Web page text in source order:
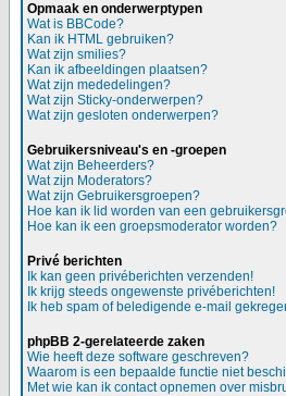
Opmaak en onderwerptypen
Wat is BBCode?
Kan ik HTML gebruiken?
Wat zijn smilies?
Kan ik afbeeldingen plaatsen?
Wat zijn mededelingen?
Wat zijn Sticky-onderwerpen?
Wat zijn gesloten onderwerpen?
Gebruikersniveau's en -groepen
Wat zijn Beheerders?
Wat zijn Moderators?
Wat zijn Gebruikersgroepen?
Hoe kan ik lid worden van een
Hoe kan ik een groepsmoderator worden?
Privé berichten
Ik kan geen privéberichten verzenden!
Ik krijg steeds ongewenste privéberichten!
Ik heb spam of beledigende e-mail
phpBB 2-gerelateerde zaken
Wie heeft deze software geschreven?
Waarom is een bepaalde functie niet
Met wie kan ik contact opnemen over